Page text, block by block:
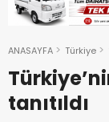
ANASAYFA Türkiye
tanıtıldı